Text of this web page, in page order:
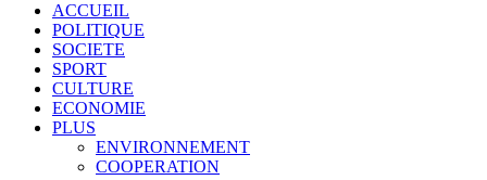
ACCUEIL
POLITIQUE
SOCIETE
SPORT
CULTURE
ECONOMIE
PLUS
ENVIRONNEMENT
COOPERATION